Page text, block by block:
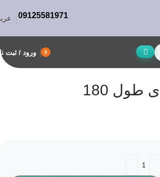
09125581971
0 ورود / ثبت
180